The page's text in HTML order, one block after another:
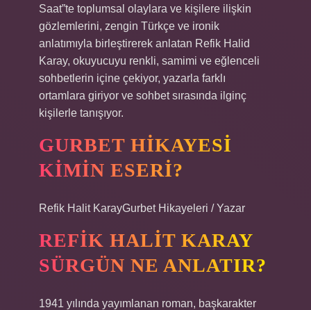
Saat”te toplumsal olaylara ve kişilere ilişkin
gözlemlerini, zengin Türkçe ve ironik
anlatımıyla birleştirerek anlatan Refik Halid
Karay, okuyucuyu renkli, samimi ve eğlenceli
sohbetlerin içine çekiyor, yazarla farklı
ortamlara giriyor ve sohbet sırasında ilginç
kişilerle tanışıyor.
GURBET HIKAYESI
KIMIN ESERI?
Refik Halit KarayGurbet Hikayeleri / Yazar
REFIK HALIT KARAY
SÜRGÜN NE ANLATIR?
1941 yılında yayımlanan roman, başkarakter